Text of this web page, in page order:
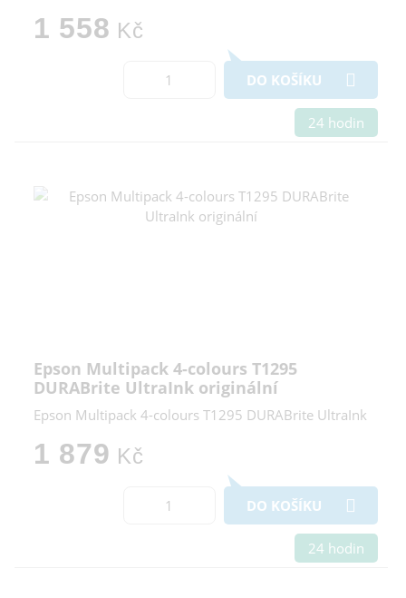
1 558 Kč
DO KOŠÍKU
24 hodin
Epson Multipack 4-colours T1295
DURABrite UltraInk originální
Epson Multipack 4-colours T1295 DURABrite UltraInk
1 879 Kč
DO KOŠÍKU
24 hodin